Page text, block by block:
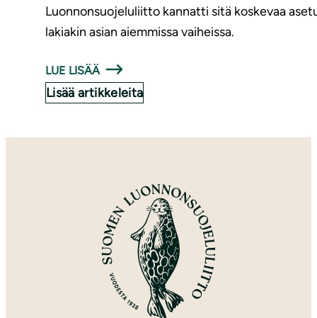
Luonnonsuojeluliitto kannatti sitä koskevaa
lakiakin asian aiemmissa vaiheissa.
LUE LISÄÄ
Lisää artikkeleita